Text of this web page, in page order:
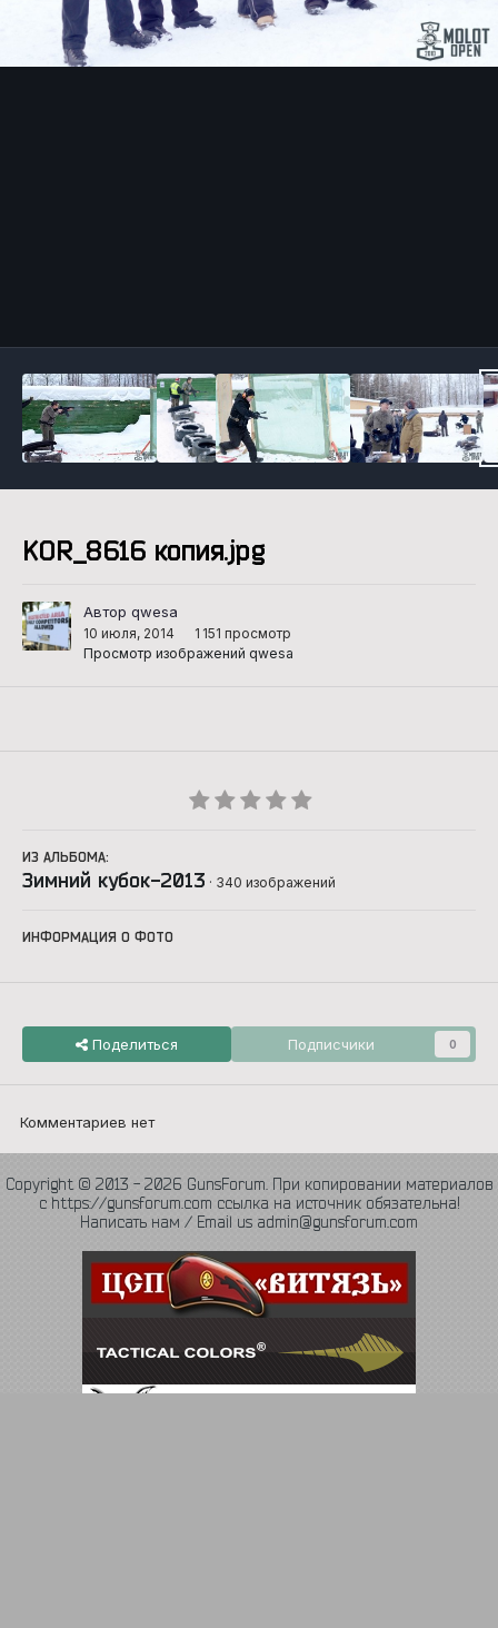
KOR_8616 копия.jpg
Автор qwesa
10 июля, 2014
1 151 просмотр
Просмотр изображений qwesa
ИЗ АЛЬБОМА:
Зимний кубок-2013 · 340 изображений
ИНФОРМАЦИЯ О ФОТО
Поделиться Подписчики 0
Комментариев нет
Copyright © 2013 - 2026 GunsForum. При копировании материалов
с https://gunsforum.com ссылка на источник обязательна!
Написать нам / Email us admin@gunsforum.com